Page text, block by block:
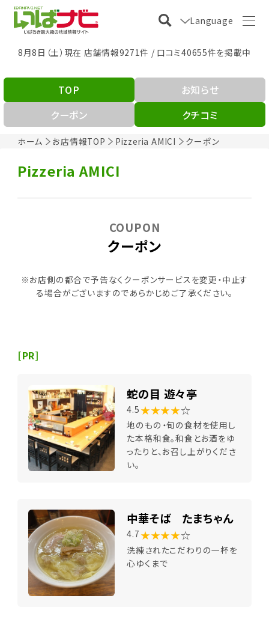
Language
8月8日（土）現在 店舗情報9271件 / 口コミ40655件を掲載中
ホーム お店情報TOP Pizzeria AMICI クーポン
TOP
お知らせ
クーポン
クチコミ
Pizzeria AMICI
クーポン
COUPON
※お店側の都合で予告なくクーポンサービスを変更・中止す
る場合がございますのであらかじめご了承ください。
[PR]
蛇の目 遊々亭
4.5 ★★★★☆
地のもの・旬の食材を使用し
た本格和食。和食とお酒をゆ
ったりと、お召し上がりくださ
い。
中華そば たまちゃん
4.7 ★★★★☆
洗練されたこだわりの一杯を
心ゆくまで